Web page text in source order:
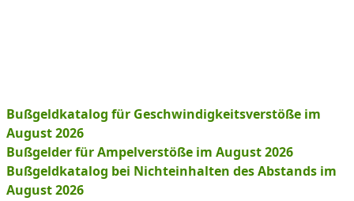
Bußgeldkatalog für Geschwindigkeitsverstöße im
August 2026
Bußgelder für Ampelverstöße im August 2026
Bußgeldkatalog bei Nichteinhalten des Abstands im
August 2026